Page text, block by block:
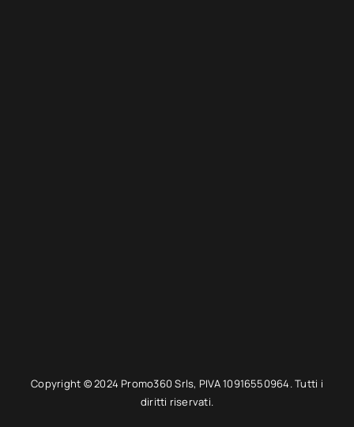
Copyright © 2024 Promo360 Srls, PIVA 10916550964. Tutti i
diritti riservati.